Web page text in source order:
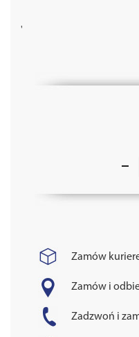
'
Zamów
Zamów i
Zadzwoń i